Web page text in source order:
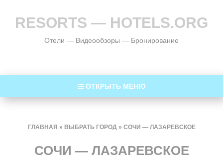
RESORTS — HOTELS.ORG
Отели — Видеообзоры — Бронирование
ОТКРЫТЬ МЕНЮ
ГЛАВНАЯ » ВЫБРАТЬ ГОРОД» СОЧИ — ЛАЗАРЕВСКОЕ
СОЧИ — ЛАЗАРЕВСКОЕ